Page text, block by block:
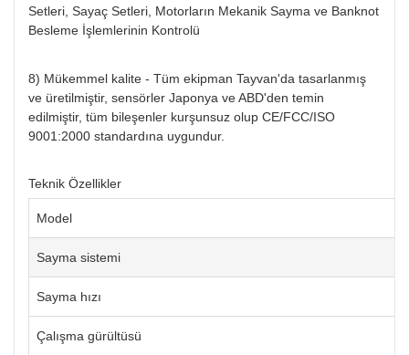
Setleri, Sayaç Setleri, Motorların Mekanik Sayma ve Banknot
Besleme İşlemlerinin Kontrolü
8) Mükemmel kalite - Tüm ekipman Tayvan'da tasarlanmış
ve üretilmiştir, sensörler Japonya ve ABD'den temin
edilmiştir, tüm bileşenler kurşunsuz olup CE/FCC/ISO
9001:2000 standardına uygundur.
Teknik Özellikler
Model
Sayma sistemi
Sayma hızı
Çalışma gürültüsü